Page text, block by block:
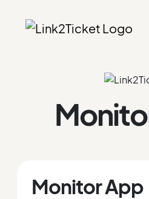
Monitor App